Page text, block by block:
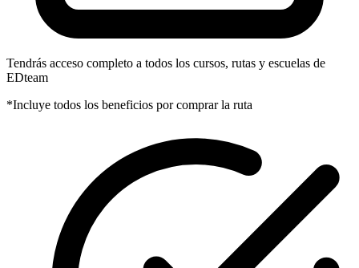
Tendrás acceso completo a todos los cursos, rutas y escuelas de
EDteam
*Incluye todos los beneficios por comprar la ruta